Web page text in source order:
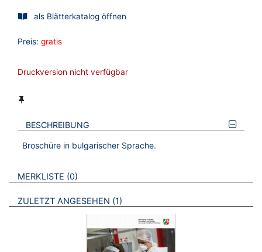
als Blätterkatalog öffnen
Preis: gratis
Druckversion nicht verfügbar
BESCHREIBUNG
Broschüre in bulgarischer Sprache.
VERWEISE AUF VERMERKTE- ODER ZULETZT ANGESEHENE
MERKLISTE 0 BROSCHÜREN
ZULETZT ANGESEHEN 1 BROSCHÜREN